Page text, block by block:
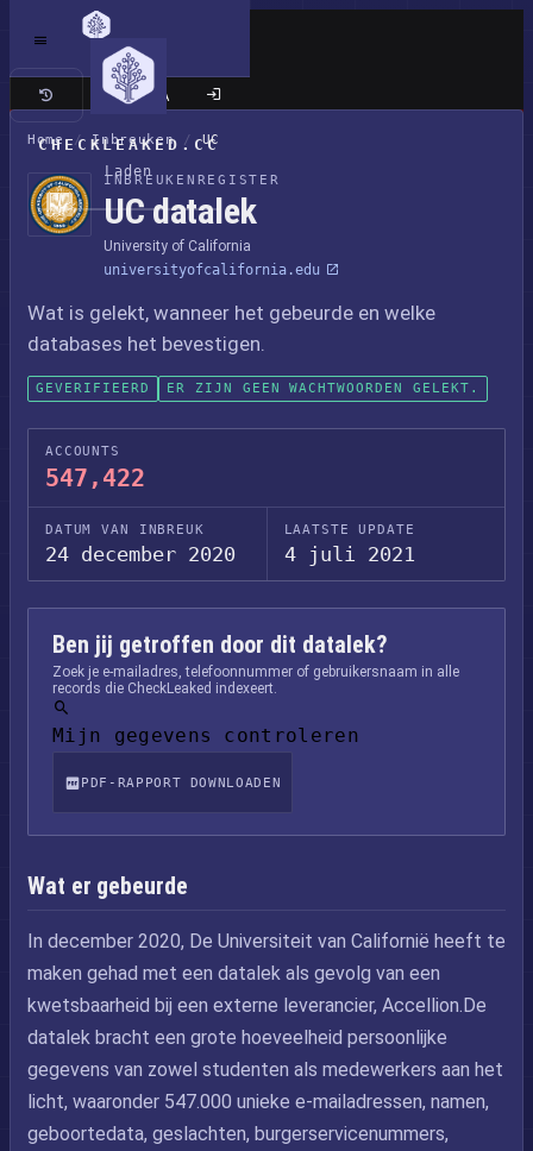
CHECKLEAKED.CC
Laden
Klassieke site
Home / Inbreuken / UC
INBREUKENREGISTER
UC datalek
University of California
universityofcalifornia.edu
Wat is gelekt, wanneer het gebeurde en welke
databases het bevestigen.
GEVERIFIEERD ER ZIJN GEEN WACHTWOORDEN GELEKT.
ACCOUNTS
547,422
DATUM VAN INBREUK
24 december 2020
LAATSTE UPDATE
4 juli 2021
Ben jij getroffen door dit datalek?
Zoek je e-mailadres, telefoonnummer of gebruikersnaam in alle
records die CheckLeaked indexeert.
Mijn gegevens controleren
PDF-RAPPORT DOWNLOADEN
Wat er gebeurde
In december 2020, De Universiteit van Californië heeft te
maken gehad met een datalek als gevolg van een
kwetsbaarheid bij een externe leverancier, Accellion.De
datalek bracht een grote hoeveelheid persoonlijke
gegevens van zowel studenten als medewerkers aan het
licht, waaronder 547.000 unieke e-mailadressen, namen,
geboortedata, geslachten, burgerservicenummers,